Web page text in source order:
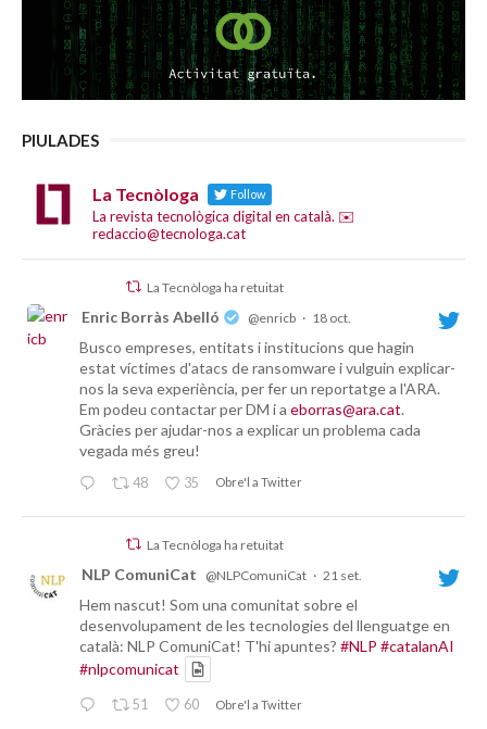
PIULADES
La Tecnòloga Follow
La revista tecnològica digital en català. ✉️
redaccio@tecnologa.cat
La Tecnòloga ha retuitat
Enric Borràs Abelló @enricb · 18 oct.
Busco empreses, entitats i institucions que hagin
estat víctimes d'atacs de ransomware i vulguin explicar-
nos la seva experiència, per fer un reportatge a l'ARA.
Em podeu contactar per DM i a eborras@ara.cat.
Gràcies per ajudar-nos a explicar un problema cada
vegada més greu!
48 35 Obre'l a Twitter
La Tecnòloga ha retuitat
NLP ComuniCat @NLPComuniCat · 21 set.
Hem nascut! Som una comunitat sobre el
desenvolupament de les tecnologies del llenguatge en
català: NLP ComuniCat! T'hi apuntes? #NLP #catalanAI
#nlpcomunicat
51 60 Obre'l a Twitter